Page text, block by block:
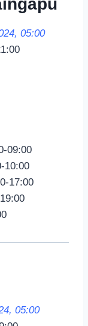
05:00
09:00
10:00
17:00
05:00